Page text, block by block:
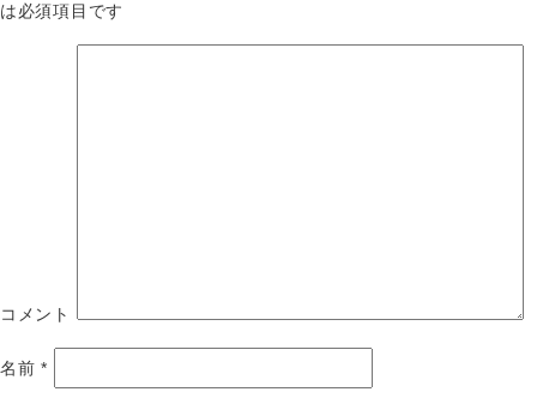
は必須項目です
コメント
名前*